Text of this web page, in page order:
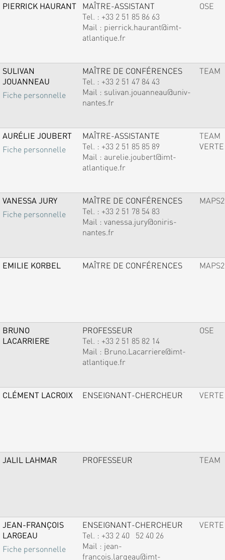
PIERRICK HAURANT
MAÎTRE-ASSISTANT
Tel. : +33 2 51 85 86 63
Mail : pierrick.haurant@imt-
atlantique.fr
OSE
SULIVAN
JOUANNEAU
Fiche personnelle
MAÎTRE DE CONFÉRENCES
Tel. : +33 2 51 47 84 43
Mail : sulivan.jouanneau@univ-
nantes.fr
TEAM
AURÉLIE JOUBERT
Fiche personnelle
MAÎTRE-ASSISTANTE
Tel. : +33 2 51 85 85 89
Mail : aurelie.joubert@imt-
atlantique.fr
TEAM
VERTE
VANESSA JURY
Fiche personnelle
MAÎTRE DE CONFÉRENCES
Tel. : +33 2 51 78 54 83
Mail : vanessa.jury@oniris-
nantes.fr
MAPS2
EMILIE KORBEL MAÎTRE DE CONFÉRENCES MAPS2
BRUNO
LACARRIERE
PROFESSEUR
Tel. : +33 2 51 85 82 14
Mail : Bruno.Lacarriere@imt-
atlantique.fr
OSE
CLÉMENT LACROIX ENSEIGNANT-CHERCHEUR VERTE
JALIL LAHMAR PROFESSEUR TEAM
JEAN-FRANÇOIS
LARGEAU
Fiche personnelle
ENSEIGNANT-CHERCHEUR
Tel. : +33 2 40 52 40 26
Mail : jean-
francois.largeau@imt-
VERTE